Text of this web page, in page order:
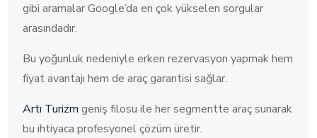
gibi aramalar Google’da en çok yükselen sorgular
arasındadır.
Bu yoğunluk nedeniyle erken rezervasyon yapmak hem
fiyat avantajı hem de araç garantisi sağlar.
Artı Turizm geniş filosu ile her segmentte araç sunarak
bu ihtiyaca profesyonel çözüm üretir.